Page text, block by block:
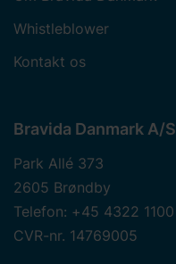
Whistleblower
Kontakt os
Bravida Danmark A/S
Park Allé 373
2605 Brøndby
Telefon: +45 4322 1100
CVR-nr. 14769005